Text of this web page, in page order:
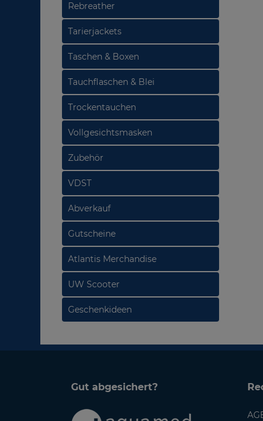
Rebreather
Tarierjackets
Taschen & Boxen
Tauchflaschen & Blei
Trockentauchen
Vollgesichtsmasken
Zubehör
VDST
Abverkauf
Gutscheine
Atlantis Merchandise
UW Scooter
Geschenkideen
Gut abgesichert?